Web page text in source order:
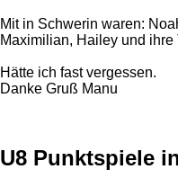
Mit in Schwerin waren:
Maximilian, Hailey und
Hätte ich fast vergessen.
Danke Gruß Manu
U8 Punktspiele